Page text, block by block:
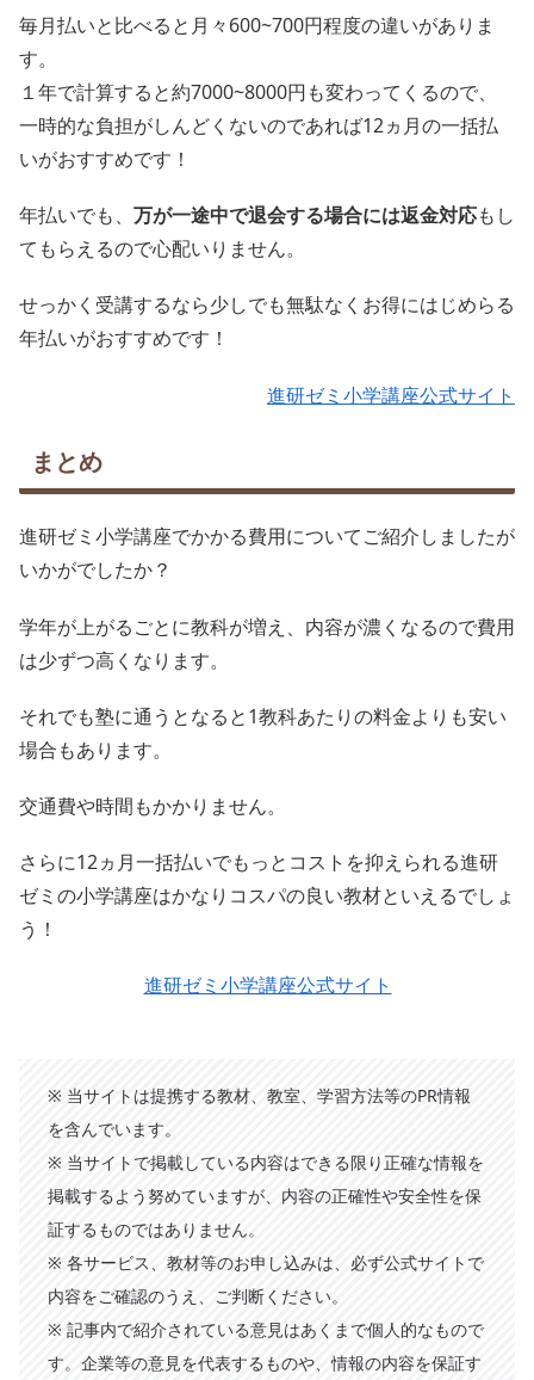
毎月払いと比べると月々600~700円程度の違いがありま
す。
１年で計算すると約7000~8000円も変わってくるので、
一時的な負担がしんどくないのであれば12ヵ月の一括払
いがおすすめです！
年払いでも、 万が一途中で退会する場合には返金対応もし
てもらえるので心配いりません。
せっかく受講するなら少しでも無駄なくお得にはじめらる
年払いがおすすめです！
進研ゼミ小学講座公式サイト
まとめ
進研ゼミ小学講座でかかる費用についてご紹介しましたが
いかがでしたか？
学年が上がるごとに教科が増え、内容が濃くなるので費用
は少ずつ高くなります。
それでも塾に通うとなると1教科あたりの料金よりも安い
場合もあります。
交通費や時間もかかりません。
さらに12ヵ月一括払いでもっとコストを抑えられる進研
ゼミの小学講座はかなりコスパの良い教材といえるでしょ
う！
進研ゼミ小学講座公式サイト
※ 当サイトは提携する教材、教室、学習方法等のPR情報
を含んでいます。
※ 当サイトで掲載している内容はできる限り正確な情報を
掲載するよう努めていますが、内容の正確性や安全性を保
証するものではありません。
※ 各サービス、教材等のお申し込みは、必ず公式サイトで
内容をご確認のうえ、ご判断ください。
※ 記事内で紹介されている意見はあくまで個人的なもので
す。企業等の意見を代表するものや、情報の内容を保証す